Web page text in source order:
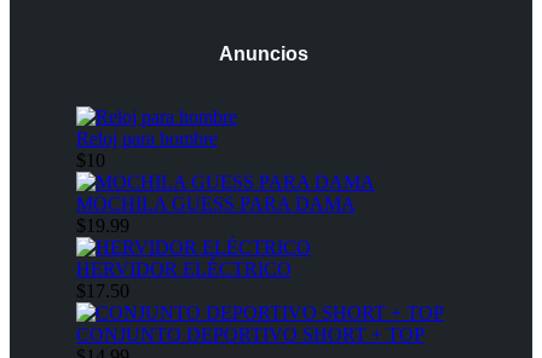
Anuncios
Reloj para hombre
$10
MOCHILA GUESS PARA DAMA
$19.99
HERVIDOR ELÉCTRICO
$17.50
CONJUNTO DEPORTIVO SHORT + TOP